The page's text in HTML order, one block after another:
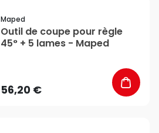
Maped
Outil de coupe pour règle
45° + 5 lames - Maped
56,20 €